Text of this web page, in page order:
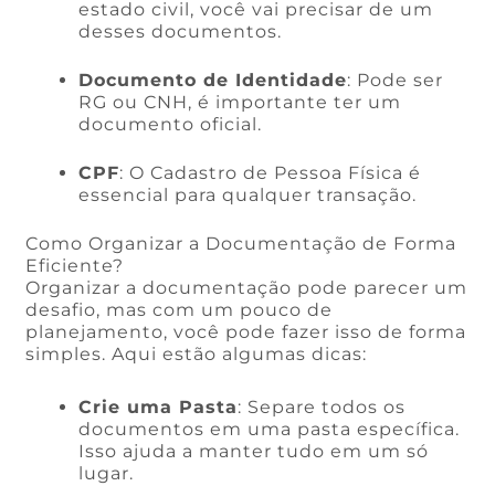
estado civil, você vai precisar de um
desses documentos.
Documento de Identidade: Pode ser
RG ou CNH, é importante ter um
documento oficial.
CPF: O Cadastro de Pessoa Física é
essencial para qualquer transação.
Como Organizar a Documentação de Forma
Eficiente?
Organizar a documentação pode parecer um
desafio, mas com um pouco de
planejamento, você pode fazer isso de forma
simples. Aqui estão algumas dicas:
Crie uma Pasta: Separe todos os
documentos em uma pasta específica.
Isso ajuda a manter tudo em um só
lugar.